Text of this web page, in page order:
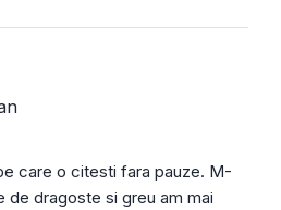
care o citesti fara pauze. M-
de dragoste si greu am mai